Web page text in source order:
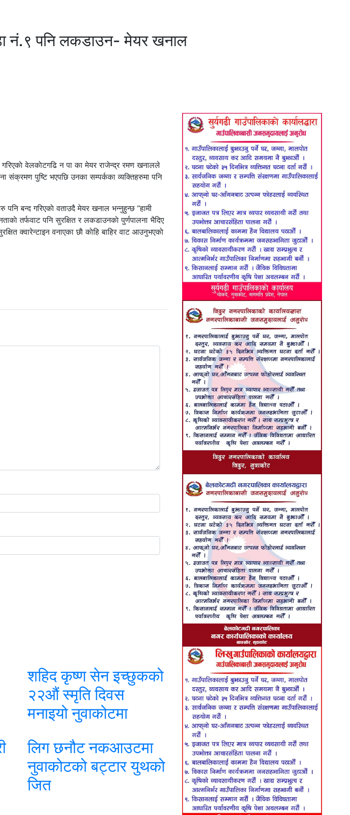
नं.९ पनि लकडाउन- मेयर खनाल
गरिएकाे वेलकाेटगढि न पा का मेयर राजेन्द्र रमण खनालले
संक्रमण पुष्टि भएपछि उनका सम्पर्कका व्यक्तिहरुमा पनि
बन्द गरिएकाे वताउदै मेयर खनाल भन्नुहुन्छ “हामी
तर्फवाट पनि सुरक्षित र लकडाउनकाे पुर्णपालना भैदिए
क्वारेन्टाइन वनाएका छाै काेहि बाहिर वाट आउनुभएकाे
शहिद कृष्ण सेन इच्छुकको
२२औं स्मृति दिवस
मनाइयो नुवाकोटमा
लिग छनौट नकआउटमा
नुवाकोटको बट्टार युथको
जित